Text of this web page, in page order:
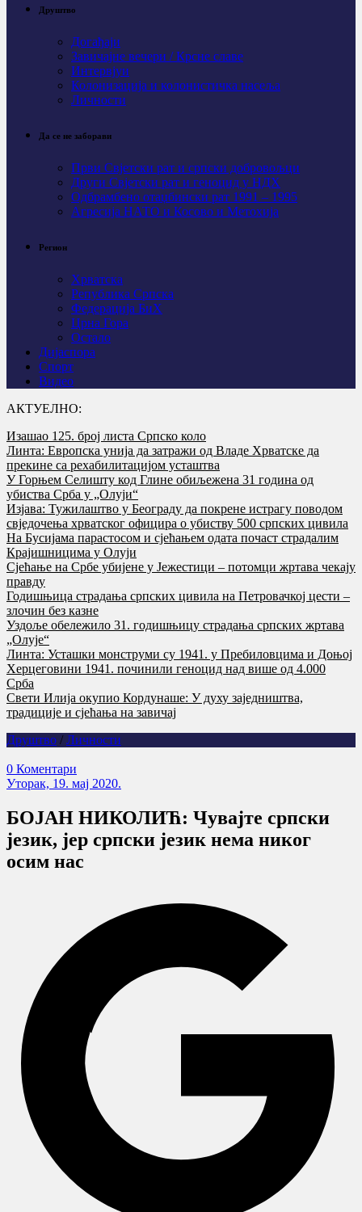
Друштво
Догађаји
Завичајне вечери / Крсне славе
Интервјуи
Колонизација и колонистичка насеља
Личности
Да се не заборави
Први Свјeтски рат и српски добровољци
Други Свјетски рат и геноцид у НДХ
Одбрамбено отаџбински рат 1991 – 1995
Агресија НАТО и Косово и Метохија
Регион
Хрватска
Република Српска
Федерација БиХ
Црна Гора
Остало
Дијаспора
Спорт
Видео
АКТУЕЛНО:
Изашао 125. број листа Српско коло
Линта: Европска унија да затражи од Владе Хрватске да
прекине са рехабилитацијом усташтва
У Горњем Селишту код Глине обиљежена 31 година од
убиства Срба у „Олуји“
Изјава: Тужилаштво у Београду да покрене истрагу поводом
свједочења хрватског официра о убиству 500 српских цивила
На Бусијама парастосом и сјећањем одата почаст страдалим
Крајишницима у Олуји
Сјећање на Србе убијене у Јежестици – потомци жртава чекају
правду
Годишњица страдања српских цивила на Петровачкој цести –
злочин без казне
Уздоље обележило 31. годишњицу страдања српских жртава
„Олује“
Линта: Усташки монструми су 1941. у Пребиловцима и Доњој
Херцеговини 1941. починили геноцид над више од 4.000
Срба
Свети Илија окупио Кордунаше: У духу заједништва,
традиције и сјећања на завичај
Друштво / Личности
0 Коментари
Уторак, 19. мај 2020.
БОЈАН НИКОЛИЋ: Чувајте српски
језик, јер српски језик нема никог
осим нас